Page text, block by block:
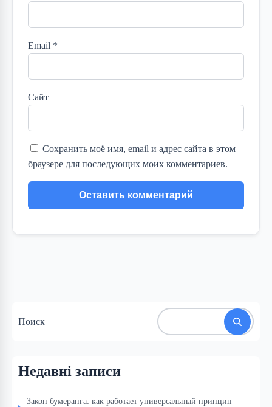
Email *
Сайт
Сохранить моё имя, email и адрес сайта в этом
браузере для последующих моих комментариев.
Поиск
Недавні записи
Закон бумеранга: как работает универсальный принцип